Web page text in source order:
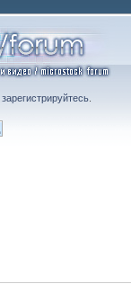
зарегистрируйтесь.